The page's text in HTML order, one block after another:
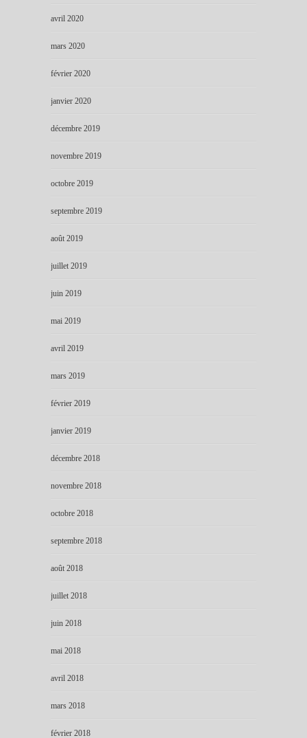
avril 2020
mars 2020
février 2020
janvier 2020
décembre 2019
novembre 2019
octobre 2019
septembre 2019
août 2019
juillet 2019
juin 2019
mai 2019
avril 2019
mars 2019
février 2019
janvier 2019
décembre 2018
novembre 2018
octobre 2018
septembre 2018
août 2018
juillet 2018
juin 2018
mai 2018
avril 2018
mars 2018
février 2018